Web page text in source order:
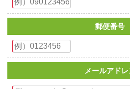
郵便番号
メールアドレ